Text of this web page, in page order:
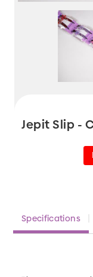
Jepit Slip -
Specifications